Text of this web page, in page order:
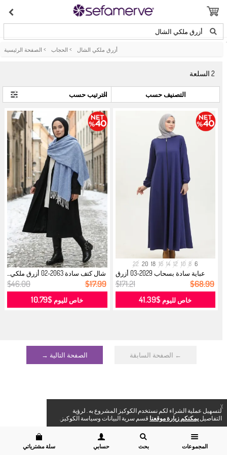
Xلتسهيل عملية الشراء لكم نستخدم الكوكيز المشروع به . لرؤية
التفاصيليمكنكم زيارة موقعنا قسم سرية البيانات وسياسة الكوكيز.
أزرق ملكي الشال
المجموعات بحث حسابي سلة مشترياتي
الصفحة الرئيسية > الحجاب > أزرق ملكي الشال
2السلعة
التصنيف حسب
6
8
10
12
14
16
18
20
22
عباية سادة بسحاب 2029-03 أزرق
ملكي ...
$171.21 $68.99
خاص لليوم $41.39
شال كتف سادة 2063-02 أزرق ملكي...
$46.00 $17.99
خاص لليوم $10.79
← الصفحة السابقة الصفحة التالية →